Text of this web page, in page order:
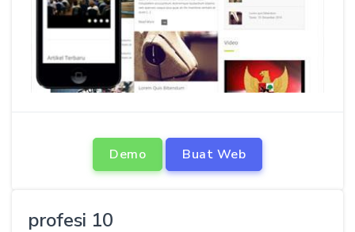
Demo Buat Web
profesi 10